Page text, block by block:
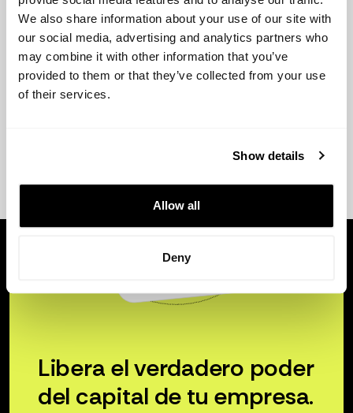
We also share information about your use of our site with
our social media, advertising and analytics partners who
may combine it with other information that you’ve
provided to them or that they’ve collected from your use
of their services.
Show details
Allow all
Deny
Libera el verdadero poder
del capital de tu empresa.